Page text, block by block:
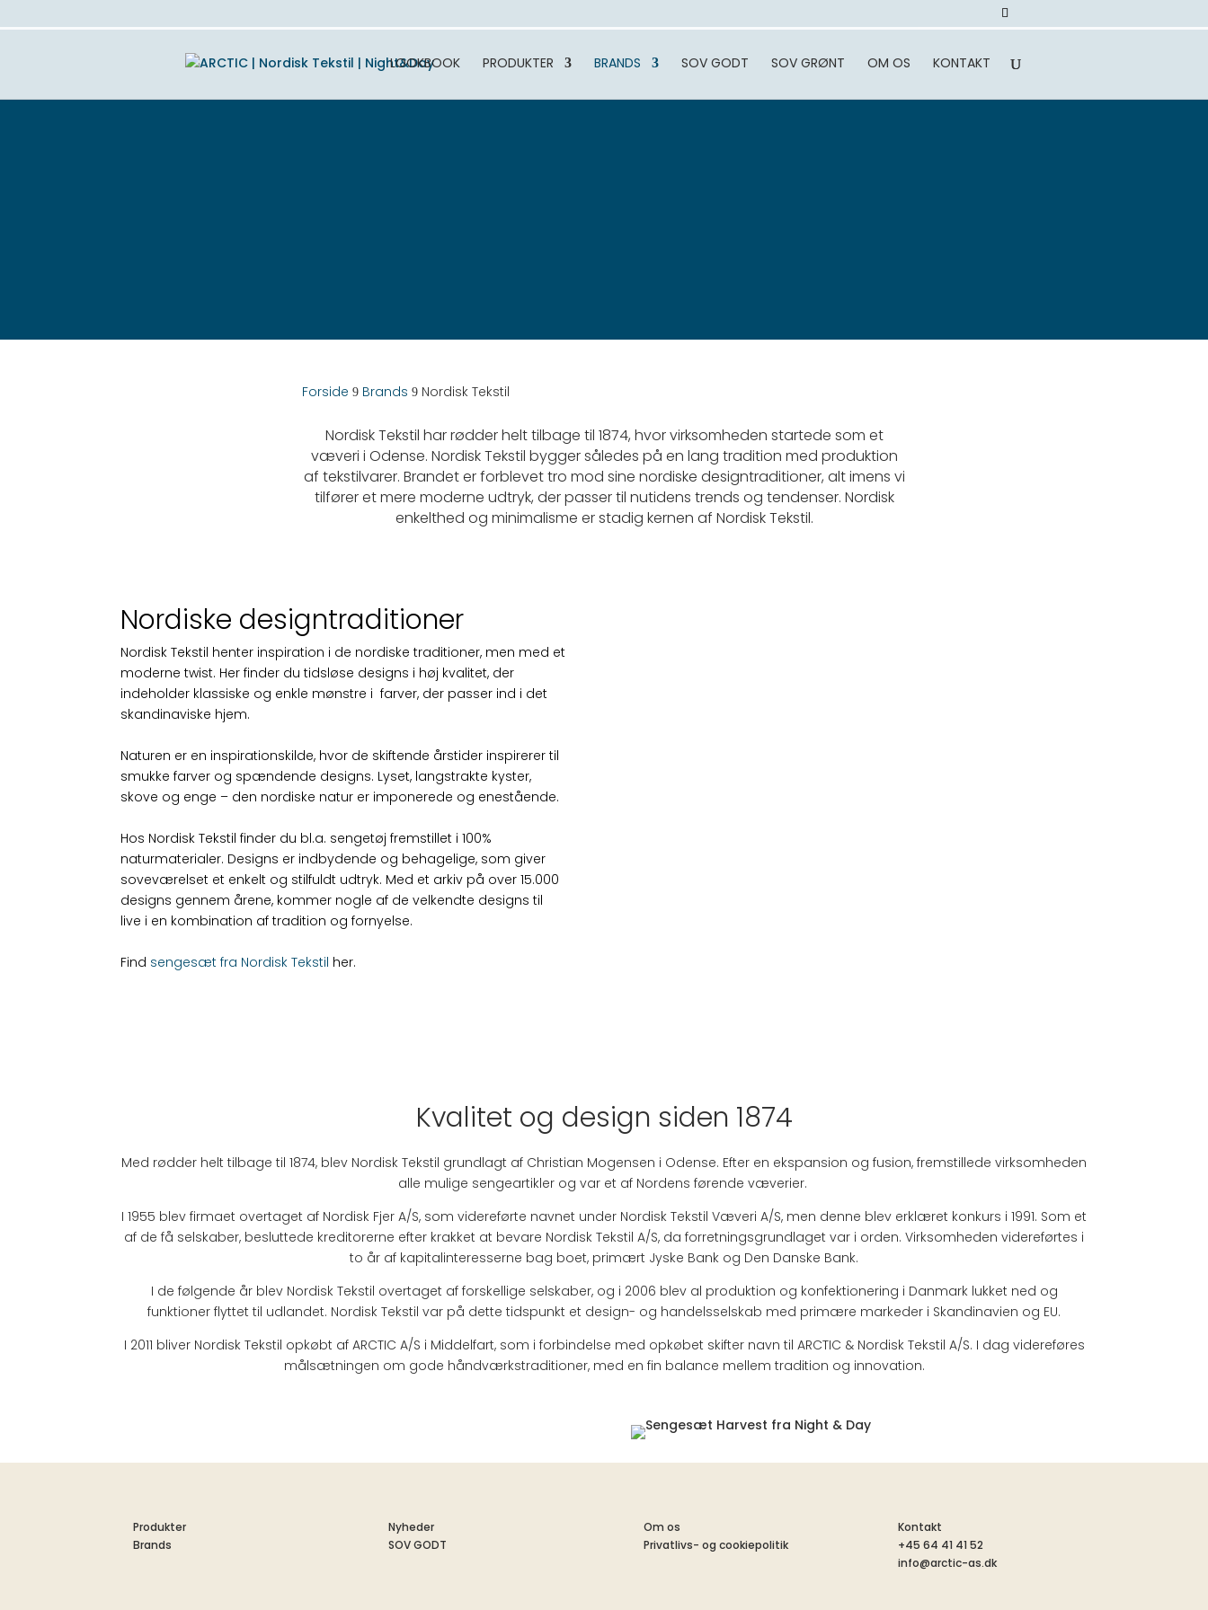
LOOKBOOK PRODUKTER BRANDS SOV GODT SOV GRØNT OM OS KONTAKT
Forside 9 Brands 9 Nordisk Tekstil
Nordisk Tekstil har rødder helt tilbage til 1874, hvor virksomheden startede som et
væveri i Odense. Nordisk Tekstil bygger således på en lang tradition med produktion
af tekstilvarer. Brandet er forblevet tro mod sine nordiske designtraditioner, alt imens vi
tilfører et mere moderne udtryk, der passer til nutidens trends og tendenser. Nordisk
enkelthed og minimalisme er stadig kernen af Nordisk Tekstil.
Nordiske designtraditioner
Nordisk Tekstil henter inspiration i de nordiske traditioner, men med et
moderne twist. Her finder du tidsløse designs i høj kvalitet, der
indeholder klassiske og enkle mønstre i farver, der passer ind i det
skandinaviske hjem.
Naturen er en inspirationskilde, hvor de skiftende årstider inspirerer til
smukke farver og spændende designs. Lyset, langstrakte kyster,
skove og enge – den nordiske natur er imponerede og enestående.
Hos Nordisk Tekstil finder du bl.a. sengetøj fremstillet i 100%
naturmaterialer. Designs er indbydende og behagelige, som giver
soveværelset et enkelt og stilfuldt udtryk. Med et arkiv på over 15.000
designs gennem årene, kommer nogle af de velkendte designs til
live i en kombination af tradition og fornyelse.
Find sengesæt fra Nordisk Tekstil her.
Kvalitet og design siden 1874
Med rødder helt tilbage til 1874, blev Nordisk Tekstil grundlagt af Christian Mogensen i Odense. Efter en ekspansion og fusion, fremstillede virksomheden
alle mulige sengeartikler og var et af Nordens førende væverier.
I 1955 blev firmaet overtaget af Nordisk Fjer A/S, som videreførte navnet under Nordisk Tekstil Væveri A/S, men denne blev erklæret konkurs i 1991. Som et
af de få selskaber, besluttede kreditorerne efter krakket at bevare Nordisk Tekstil A/S, da forretningsgrundlaget var i orden. Virksomheden videreførtes i
to år af kapitalinteresserne bag boet, primært Jyske Bank og Den Danske Bank.
I de følgende år blev Nordisk Tekstil overtaget af forskellige selskaber, og i 2006 blev al produktion og konfektionering i Danmark lukket ned og
funktioner flyttet til udlandet. Nordisk Tekstil var på dette tidspunkt et design- og handelsselskab med primære markeder i Skandinavien og EU.
I 2011 bliver Nordisk Tekstil opkøbt af ARCTIC A/S i Middelfart, som i forbindelse med opkøbet skifter navn til ARCTIC & Nordisk Tekstil A/S. I dag videreføres
målsætningen om gode håndværkstraditioner, med en fin balance mellem tradition og innovation.
Produkter
Brands
Nyheder
SOV GODT
Om os
Privatlivs- og cookiepolitik
Kontakt
+45 64 41 41 52
info@arctic-as.dk